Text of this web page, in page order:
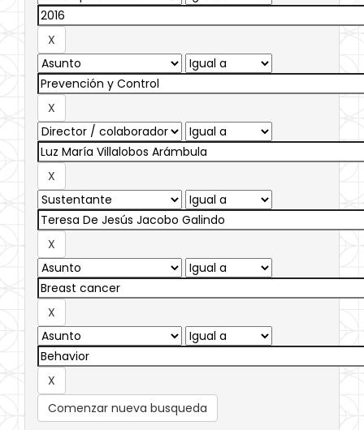
Comenzar nueva busqueda